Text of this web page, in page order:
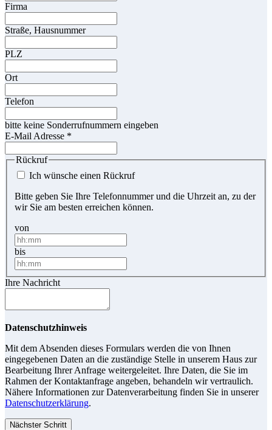
Firma
Straße, Hausnummer
PLZ
Ort
Telefon
bitte keine Sonderrufnummern eingeben
E-Mail Adresse *
Rückruf
Ich wünsche einen Rückruf
Bitte geben Sie Ihre Telefonnummer und die Uhrzeit an, zu der
wir Sie am besten erreichen können.
von
bis
Ihre Nachricht
Datenschutzhinweis
Mit dem Absenden dieses Formulars werden die von Ihnen
eingegebenen Daten an die zuständige Stelle in unserem Haus zur
Bearbeitung Ihrer Anfrage weitergeleitet. Ihre Daten, die Sie im
Rahmen der Kontaktanfrage angeben, behandeln wir vertraulich.
Nähere Informationen zur Datenverarbeitung finden Sie in unserer
Datenschutzerklärung.
Nächster Schritt